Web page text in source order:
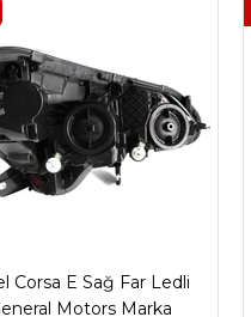
Corsa E Sağ Far Ledli
Motors Marka